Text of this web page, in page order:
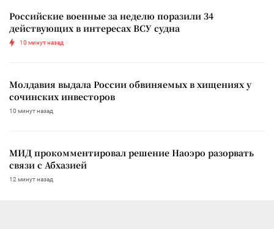
Российские военные за неделю поразили 34
действующих в интересах ВСУ судна
10 минут назад
Молдавия выдала России обвиняемых в хищениях у
сочинских инвесторов
10 минут назад
МИД прокомментировал решение Наоэро разорвать
связи с Абхазией
12 минут назад